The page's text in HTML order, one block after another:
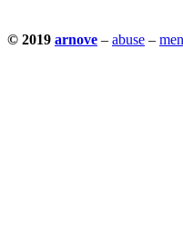
© 2019 arnove – abuse –